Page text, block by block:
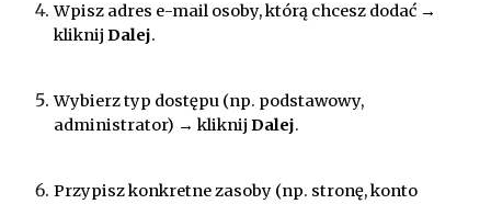
Wpisz adres e-mail osoby, którą chcesz dodać →
kliknijDalej.
Wybierz typ dostępu (np. podstawowy,
administrator) → kliknijDalej.
Przypisz konkretne zasoby (np. stronę, konto